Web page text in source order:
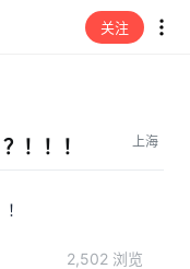
关注
！！！ 上海
2,502 浏览